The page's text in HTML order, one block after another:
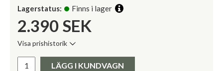
Lagerstatus: Finns i lager
2.390 SEK
Visa prishistorik
Pris:
LÄGG I KUNDVAGN